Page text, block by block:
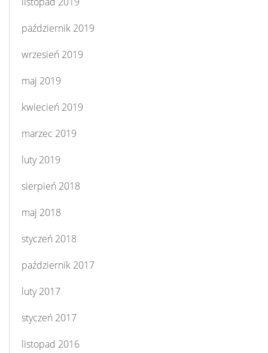
październik 2019
wrzesień 2019
maj 2019
kwiecień 2019
marzec 2019
luty 2019
sierpień 2018
maj 2018
styczeń 2018
październik 2017
luty 2017
styczeń 2017
listopad 2016